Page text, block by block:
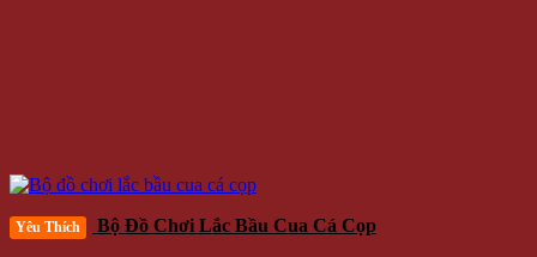
Yêu Thích Bộ Đồ Chơi Lắc Bầu Cua Cá Cọp